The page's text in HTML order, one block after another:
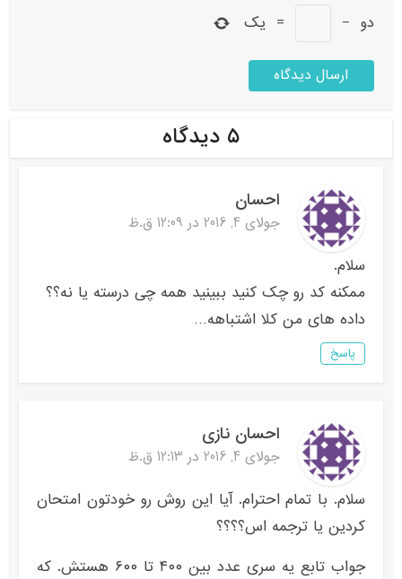
دو −
= یک
۵ دیدگاه
احسان
جولای 4, 2016 در 12:09 ق.ظ
سلام.
ممکنه کد رو چک کنید ببینید همه چی درسته یا نه؟؟
داده های من کلا اشتباهه…
پاسخ
احسان نازی
جولای 4, 2016 در 12:13 ق.ظ
سلام. با تمام احترام. آیا این روش رو خودتون امتحان
کردین یا ترجمه اس؟؟؟؟
جواب تابع یه سری عدد بین ۴۰۰ تا ۶۰۰ هستش. که